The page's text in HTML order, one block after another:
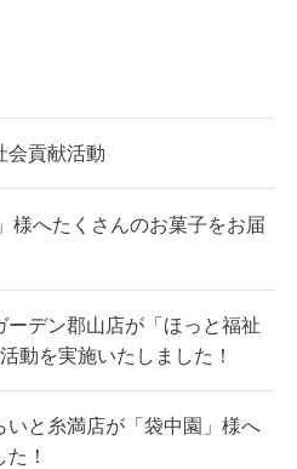
会貢献活動
様へたくさんのお菓子をお届
ーデン郡山店が「ほっと福祉
動を実施いたしました！
いと糸満店が「袋中園」様へ
！